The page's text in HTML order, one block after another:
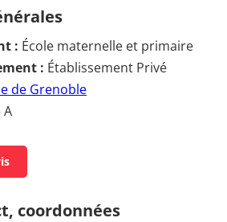
: École maternelle et primaire
: Établissement Privé
de Grenoble
A
coordonnées